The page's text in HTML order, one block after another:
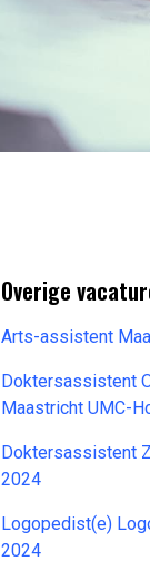
Overige
Arts-assistent
Doktersassistent
Maastricht UMC-
Doktersassistent
2024
Logopedist(e)
2024